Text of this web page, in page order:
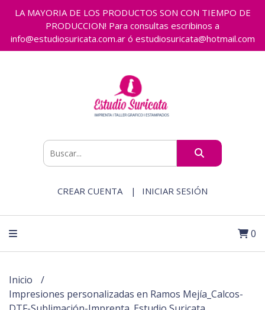
LA MAYORIA DE LOS PRODUCTOS SON CON TIEMPO DE
PRODUCCION! Para consultas escribinos a
info@estudiosuricata.com.ar ó estudiosuricata@hotmail.com
CREAR CUENTA INICIAR SESIÓN
0
Inicio
Impresiones personalizadas en Ramos Mejía_Calcos-